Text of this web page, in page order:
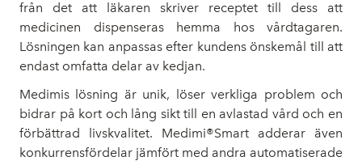
från det att läkaren skriver receptet till dess att
medicinen dispenseras hemma hos vårdtagaren.
Lösningen kan anpassas efter kundens önskemål till att
endast omfatta delar av kedjan.
Medimis lösning är unik, löser verkliga problem och
bidrar på kort och lång sikt till en avlastad vård och en
förbättrad livskvalitet. Medimi®Smart adderar även
konkurrensfördelar jämfört med andra automatiserade